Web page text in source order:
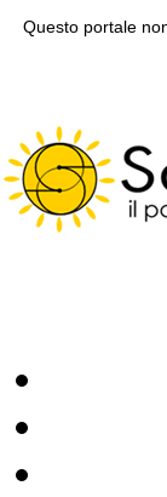
Questo portale